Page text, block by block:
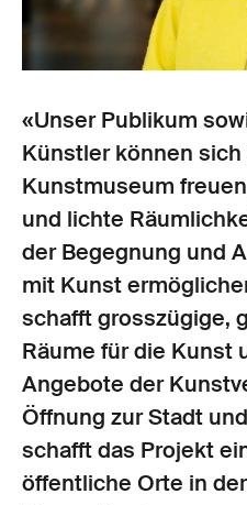
«Unser Publikum
Künstler können sich
Kunstmuseum
und lichte
der Begegnung und
mit Kunst
schafft grosszügige,
Räume für die Kunst
Angebote der
Öffnung zur Stadt
schafft das Projekt
öffentliche Orte in